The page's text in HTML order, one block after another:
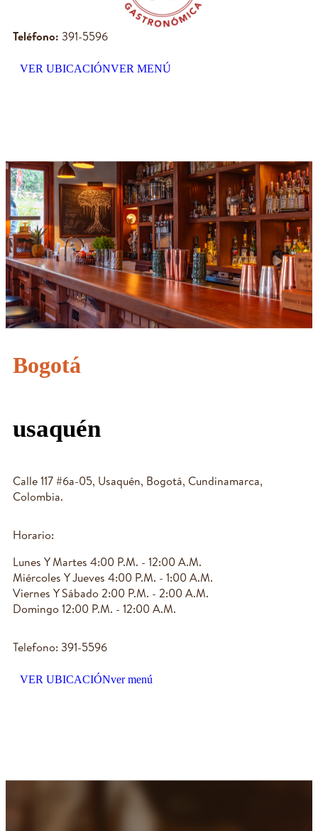
Teléfono: 391-5596
VER UBICACIÓNVER MENÚ
Bogotá
usaquén
Calle 117 #6a-05, Usaquén, Bogotá, Cundinamarca,
Colombia.
Horario:
Lunes Y Martes 4:00 P.M. - 12:00 A.M.
Miércoles Y Jueves 4:00 P.M. - 1:00 A.M.
Viernes Y Sábado 2:00 P.M. - 2:00 A.M.
Domingo 12:00 P.M. - 12:00 A.M.
Telefono: 391-5596
VER UBICACIÓNver menú